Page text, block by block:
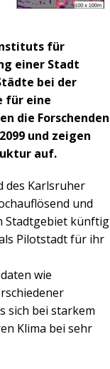
für
einer Stadt
bei der
für eine
die Forschenden
und zeigen
auf.
des Karlsruher
und
Stadtgebiet künftig
Pilotstadt für ihr
wie
sich bei starkem
Klima bei sehr